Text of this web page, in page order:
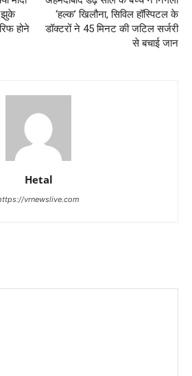
झुके
होने
‘हल्क’ खिलौना, सिविल हॉस्पिटल के
डॉक्टरों ने 45 मिनट की जटिल सर्जरी
से बचाई जान
Hetal
vrnewslive.com